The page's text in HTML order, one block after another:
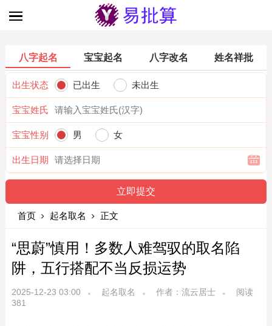
八字起名 宝宝起名 八字改名 姓名祥批
出生状态 已出生 未出生
宝宝姓氏
宝宝性别 男 女
出生日期
首页 起名取名 正文
“思蔚”慎用！多数人难驾驭的取名陷
阱，五行搭配不当反损运势
2025-12-23 03:00 起名取名 作者：流云居士
阅读
381